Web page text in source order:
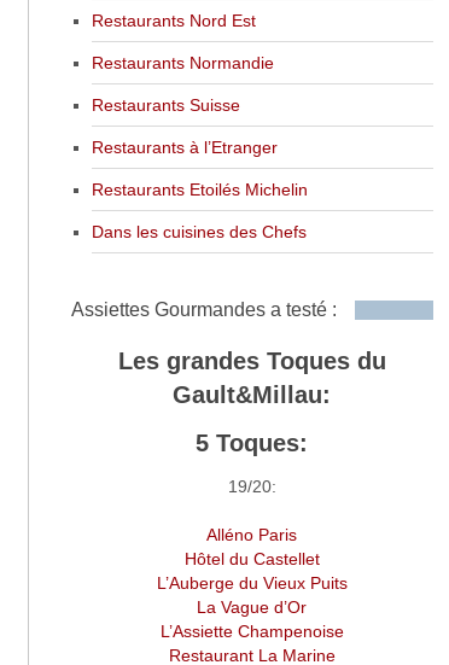
Restaurants Nord Est
Restaurants Normandie
Restaurants Suisse
Restaurants à l’Etranger
Restaurants Etoilés Michelin
Dans les cuisines des Chefs
Assiettes Gourmandes a testé :
Les grandes Toques du
Gault&Millau:
5 Toques:
19/20:
Alléno Paris
Hôtel du Castellet
L’Auberge du Vieux Puits
La Vague d’Or
L’Assiette Champenoise
Restaurant La Marine